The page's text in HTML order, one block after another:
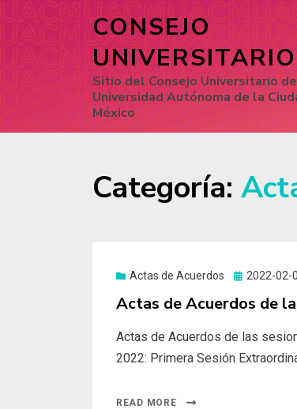
CONSEJO
UNIVERSITARIO
Sitio del Consejo Universitario
Universidad Autónoma de la
México
Categoría:
Actas de Acuerdos
Posted
on
2022-02-
Actas de Acuerdos de
Actas de Acuerdos de las
2022: Primera Sesión
READ MORE